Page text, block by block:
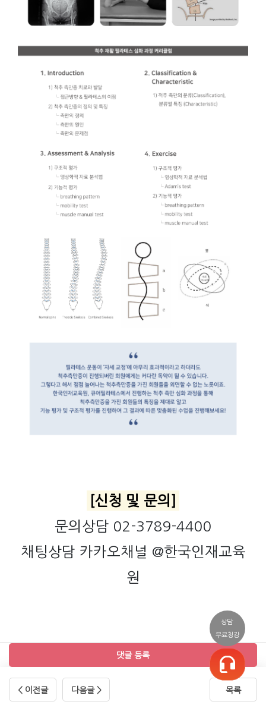
[신청 및 문의]
문의상담 02-3789-4400
채팅상담 카카오채널 @한국인재교육
원
댓글 등록
< 이전글 다음글 > 목록
상담
무료청강